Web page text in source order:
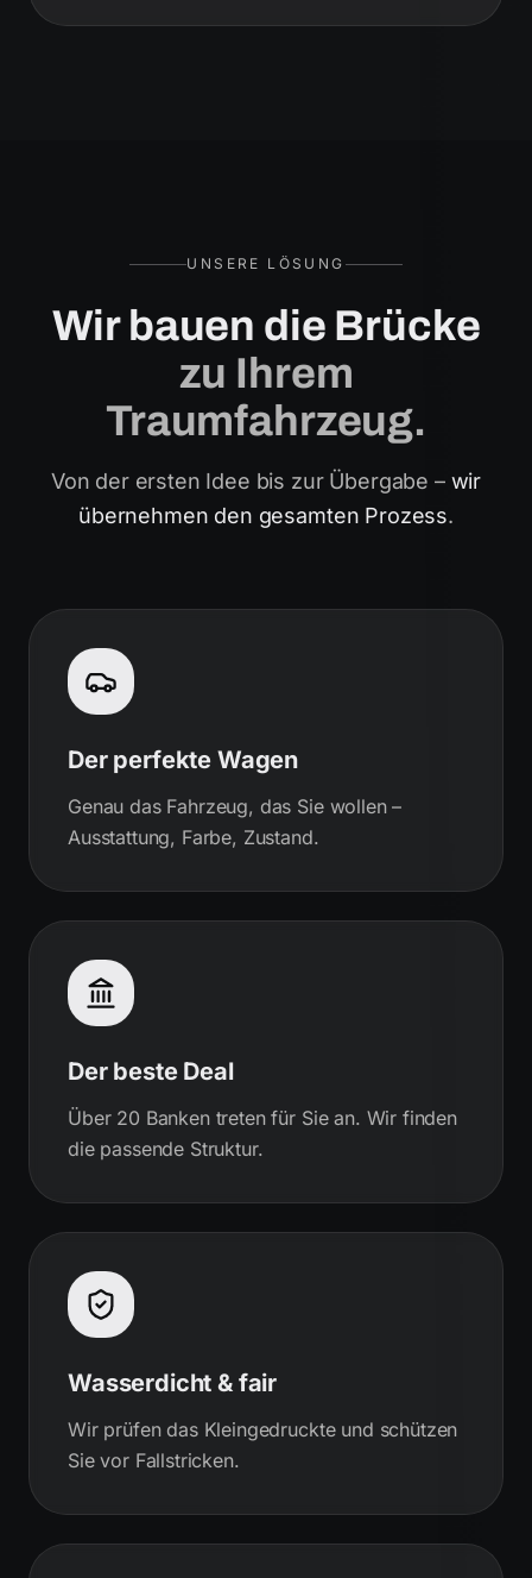
UNSERE LÖSUNG
Wir bauen die Brücke
zu Ihrem
Traumfahrzeug.
Von der ersten Idee bis zur Übergabe – wir
übernehmen den gesamten Prozess.
Der perfekte Wagen
Genau das Fahrzeug, das Sie wollen –
Ausstattung, Farbe, Zustand.
Der beste Deal
Über 20 Banken treten für Sie an. Wir finden
die passende Struktur.
Wasserdicht & fair
Wir prüfen das Kleingedruckte und schützen
Sie vor Fallstricken.